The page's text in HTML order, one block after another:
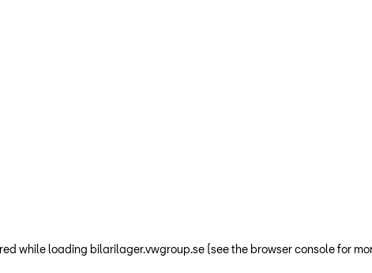
while loading bilarilager.vwgroup.se (see the browser console for